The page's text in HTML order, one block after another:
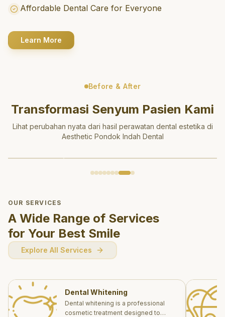
Affordable Dental Care for Everyone
Learn More
Before & After
Transformasi Senyum Pasien Kami
Lihat perubahan nyata dari hasil perawatan dental estetika di
Aesthetic Pondok Indah Dental
OUR SERVICES
A Wide Range of Services
for Your Best Smile
Explore All Services
Dental Whitening
Dental whitening is a professional
cosmetic treatment designed to